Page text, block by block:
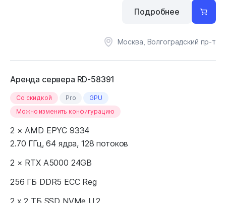
Москва, Волгоградский пр-т
Подробнее
Аренда сервера RD-58391
Cо скидкой Pro
GPU
Можно изменить конфигурацию
2 × AMD EPYC 9334
2.70 ГГц, 64 ядра, 128 потоков
2 × RTX A5000 24GB
256 ГБ DDR5 ECC Reg
2 x 2 ТБ SSD NVMe U.2